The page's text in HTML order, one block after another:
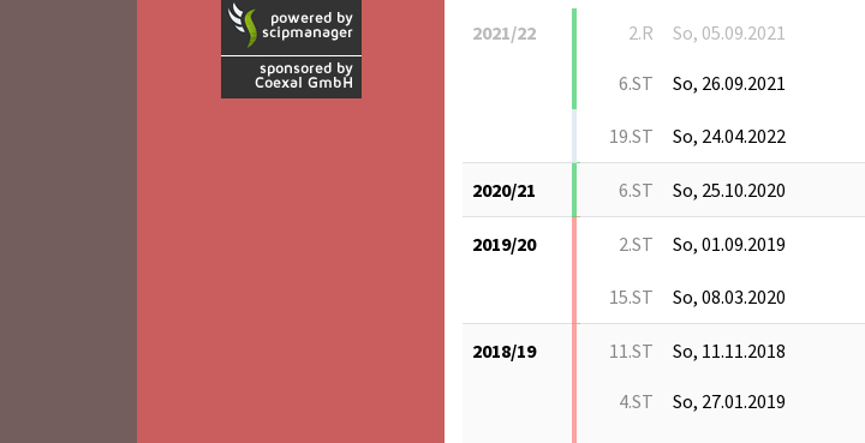
2021/22 2.R So, 05.09.2021
6.ST So, 26.09.2021
19.ST So, 24.04.2022
2020/21 6.ST So, 25.10.2020
2019/20 2.ST So, 01.09.2019
15.ST So, 08.03.2020
2018/19 11.ST So, 11.11.2018
4.ST So, 27.01.2019